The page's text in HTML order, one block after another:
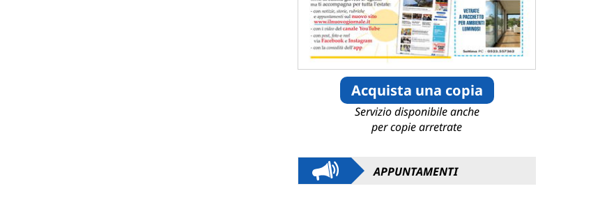
Acquista una copia
Servizio disponibile anche
per copie arretrate
APPUNTAMENTI